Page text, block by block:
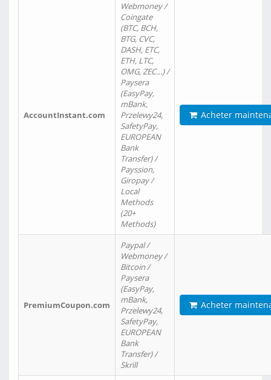
AccountInstant.com
Webmoney /
Coingate
(BTC, BCH,
BTG, CVC,
DASH, ETC,
ETH, LTC,
OMG, ZEC…) /
Paysera
(EasyPay,
mBank,
Przelewy24,
SafetyPay,
EUROPEAN
Bank
Transfer) /
Payssion,
Giropay /
Local
Methods
(20+
Methods)
Acheter
PremiumCoupon.com
Paypal /
Webmoney /
Bitcoin /
Paysera
(EasyPay,
mBank,
Przelewy24,
SafetyPay,
EUROPEAN
Bank
Transfer) /
Skrill
Acheter